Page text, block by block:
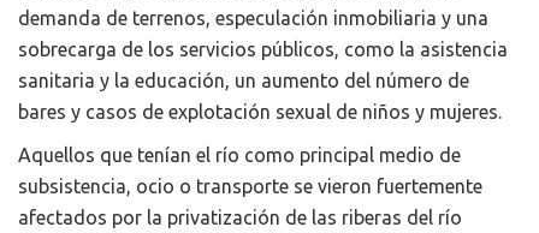
demanda de terrenos, especulación inmobiliaria y una
sobrecarga de los servicios públicos, como la asistencia
sanitaria y la educación, un aumento del número de
bares y casos de explotación sexual de niños y mujeres.
Aquellos que tenían el río como principal medio de
subsistencia, ocio o transporte se vieron fuertemente
afectados por la privatización de las riberas del río